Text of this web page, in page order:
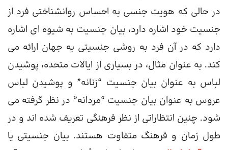
در حالی که هویت جنسی به احساس روانشناختی فرد از
جنسیت خود اشاره دارد، بیان جنسیت به شیوه ای اشاره
دارد که در آن فرد به روشی جنسیتی به جهان ارائه می
کند. به عنوان مثال، در بسیاری از ایالات متحده، پوشیدن
لباس به عنوان بیان جنسیت “زنانه” و پوشیدن لباس
عروس به عنوان بیان جنسیت “مردانه” در نظر گرفته می
شود. چنین انتظاراتی از نظر فرهنگی تعریف شده اند و در
طول زمان و فرهنگ متفاوت هستند. بیان جنسیتی یا